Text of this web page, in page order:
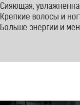
Сияющая,
Крепкие волосы и
Больше энергии и